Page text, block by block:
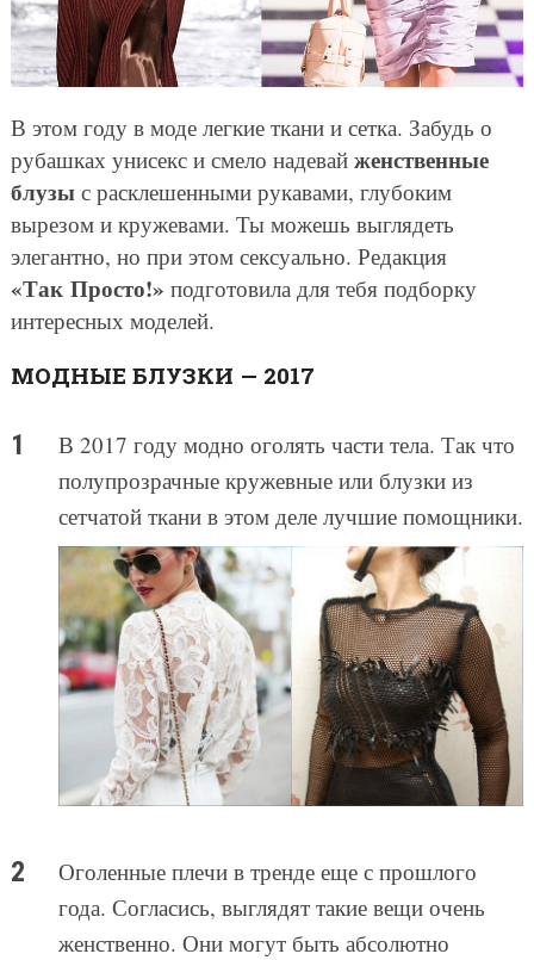
В этом году в моде легкие ткани и сетка. Забудь о
рубашках унисекс и смело надевай женственные
блузыс расклешенными рукавами, глубоким
вырезом и кружевами. Ты можешь выглядеть
элегантно, но при этом сексуально. Редакция
«Так Просто!» подготовила для тебя подборку
интересных моделей.
МОДНЫЕ БЛУЗКИ — 2017
В 2017 году модно оголять части тела. Так что
полупрозрачные кружевные или блузки из
сетчатой ткани в этом деле лучшие помощники.
Оголенные плечи в тренде еще с прошлого
года. Согласись, выглядят такие вещи очень
женственно. Они могут быть абсолютно